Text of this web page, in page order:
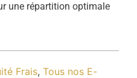
une répartition optimale
Frais, Tous nos E-